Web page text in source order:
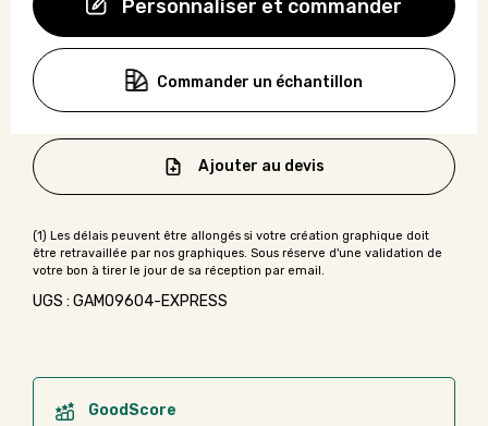
Personnaliser et commander
Commander un échantillon
Ajouter au devis
UGS : GAMO9604-EXPRESS
GoodScore